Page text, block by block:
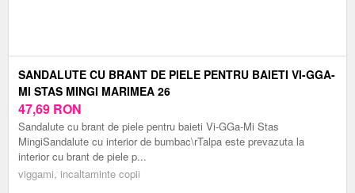
SANDALUTE CU BRANT DE PIELE PENTRU BAIETI VI-GGA-
MI STAS MINGI MARIMEA 26
47,69 RON
Sandalute cu brant de piele pentru baieti Vi-GGa-Mi Stas
MingiSandalute cu interior de bumbac\rTalpa este prevazuta la
interior cu brant de piele p...
viggami, incaltaminte copii